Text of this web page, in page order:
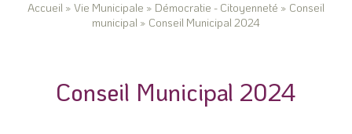
Accueil» Vie Municipale » Démocratie - Citoyenneté » Conseil
municipal» Conseil Municipal 2024
Conseil Municipal 2024